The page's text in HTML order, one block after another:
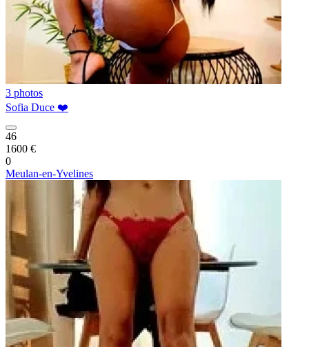
3 photos
Sofia Duce ❤️
46
1600 €
0
Meulan-en-Yvelines